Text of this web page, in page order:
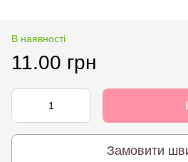
В наявності
11.00 грн
Замовити